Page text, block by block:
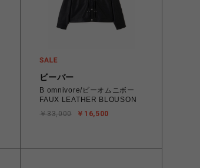
ビーバー
B omnivore/ビーオムニボー
FAUX LEATHER BLOUSON
￥16,500
￥33,000